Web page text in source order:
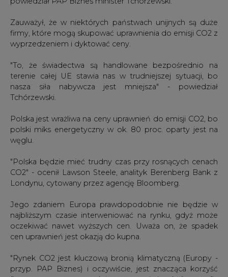
wyprzedzeniem i dyktować ceny.
"To, że świadectwa są handlowane bezpośrednio na
terenie całej UE stawia nas w trudniejszej sytuacji, bo
nasza siła nabywcza jest mniejsza" - powiedział
Polska jest wrażliwa na ceny uprawnień do emisji CO2, bo
polski miks energetyczny w ok. 80 proc. oparty jest na
węglu.
"Polska będzie mieć trudny czas przy rosnących cenach
CO2" - ocenił Lawson Steele, analityk Berenberg Bank z
Londynu, cytowany przez agencję Bloomberg.
Jego zdaniem Europa prawdopodobnie nie będzie w
najbliższym czasie interweniować na rynku, gdyż może
oczekiwać nawet wyższych cen. Uważa on, że spadek
"Rynek CO2 jest kluczową bronią klimatyczną (Europy -
przyp. PAP Biznes) i oczywiście, jest znacząca korzyść
finansowa ze sprzedaży uprawnień, która trafia
jest taka, że Polska może sobie krzyczeć, ale CO2 nie jest
na poziomie, na którym powinno być, by spowodować